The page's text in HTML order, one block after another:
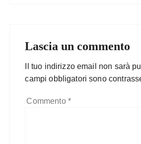
Lascia un commento
Il tuo indirizzo email non sarà
campi obbligatori sono
Commento *